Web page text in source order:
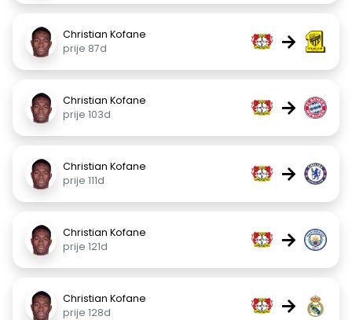
Christian Kofane
prije 87d
→
Christian Kofane
prije 103d
→
Christian Kofane
prije 111d
→
Christian Kofane
prije 121d
→
Christian Kofane
prije 128d
→